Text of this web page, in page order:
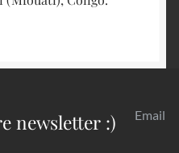
newsletter :) Email